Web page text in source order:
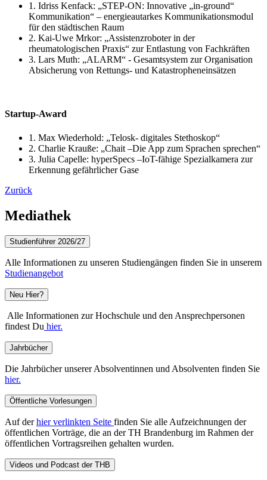
1. Idriss Kenfack: „STEP-ON: Innovative „in-ground“
Kommunikation“ – energieautarkes Kommunikationsmodul
für den städtischen Raum
2. Kai-Uwe Mrkor: „Assistenzroboter in der
rheumatologischen Praxis“ zur Entlastung von Fachkräften
3. Lars Muth: „ALARM“ - Gesamtsystem zur Organisation
Absicherung von Rettungs- und Katastropheneinsätzen
Startup-Award
1. Max Wiederhold: „Telosk- digitales Stethoskop“
2. Charlie Krauße: „Chait –Die App zum Sprachen sprechen“
3. Julia Capelle: hyperSpecs –IoT-fähige Spezialkamera zur
Erkennung gefährlicher Gase
Zurück
Mediathek
Studienführer 2026/27
Alle Informationen zu unseren Studiengängen finden Sie in unserem
Studienangebot
Neu Hier?
Alle Informationen zur Hochschule und den Ansprechpersonen
findest Du hier.
Jahrbücher
Die Jahrbücher unserer Absolventinnen und Absolventen finden Sie
hier.
Öffentliche Vorlesungen
Auf derhier verlinkten Seite finden Sie alle Aufzeichnungen der
öffentlichen Vorträge, die an der TH Brandenburg im Rahmen der
öffentlichen Vortragsreihen gehalten wurden.
Videos und Podcast der THB